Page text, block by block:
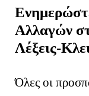
Αλλαγών
Λέξεις-
Όλες οι